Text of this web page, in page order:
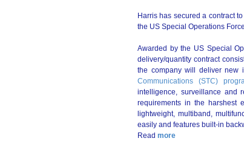
Harris has secured a contract
the US Special Operations
Awarded by the US Special
delivery/quantity contract
the company will deliver new
Communications (STC)
intelligence, surveillance and
requirements in the harshest
lightweight, multiband,
easily and features built-in
Read more